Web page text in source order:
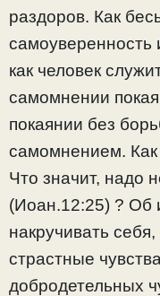
раздоров. Как
самоуверенность
как человек
самомнении
покаянии без
самомнением. Как
Что значит, надо
(Иоан.12:25) ? Об
накручивать
страстные
добродетельных